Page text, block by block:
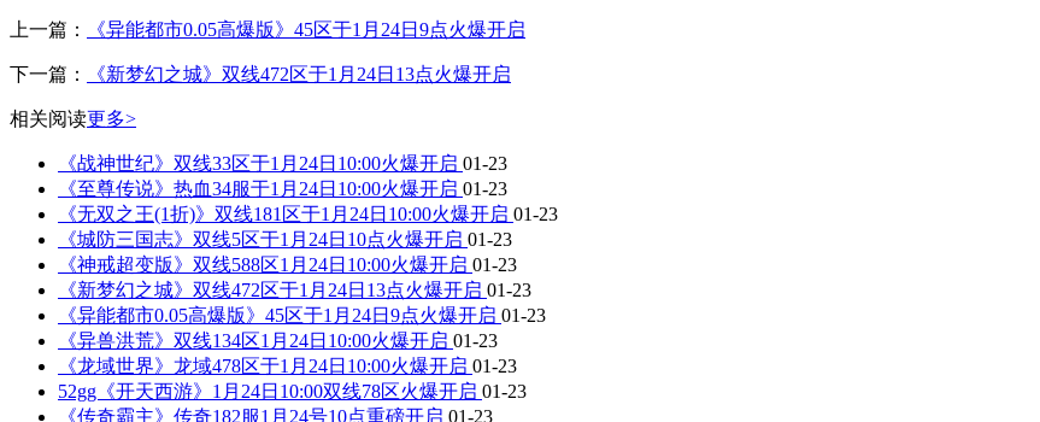
上一篇： 《异能都市0.05高爆版》45区于1月24日9点火爆开启
下一篇： 《新梦幻之城》双线472区于1月24日13点火爆开启
相关阅读更多>
《战神世纪》双线33区于1月24日10:00火爆开启 01-23
《至尊传说》热血34服于1月24日10:00火爆开启 01-23
《无双之王(1折)》双线181区于1月24日10:00火爆开启 01-23
《城防三国志》双线5区于1月24日10点火爆开启 01-23
《神戒超变版》双线588区1月24日10:00火爆开启 01-23
《新梦幻之城》双线472区于1月24日13点火爆开启 01-23
《异能都市0.05高爆版》45区于1月24日9点火爆开启 01-23
《异兽洪荒》双线134区1月24日10:00火爆开启 01-23
《龙域世界》龙域478区于1月24日10:00火爆开启 01-23
52gg《开天西游》1月24日10:00双线78区火爆开启 01-23
《传奇霸主》传奇182服1月24号10点重磅开启 01-23